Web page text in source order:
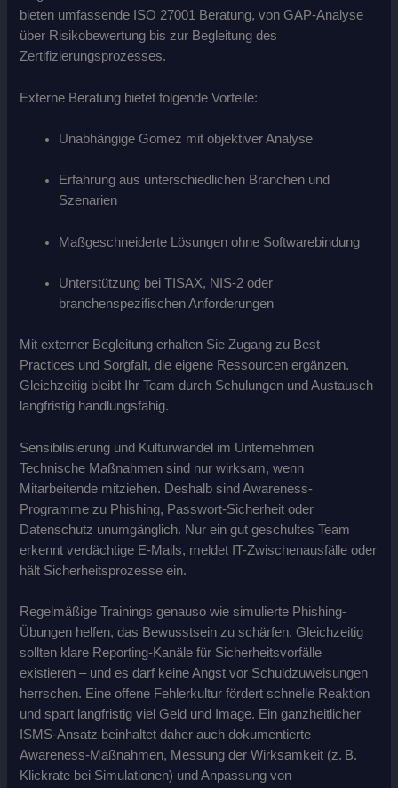
bieten umfassende ISO 27001 Beratung, von GAP-Analyse
über Risikobewertung bis zur Begleitung des
Zertifizierungsprozesses.
Externe Beratung bietet folgende Vorteile:
Unabhängige Gomez mit objektiver Analyse
Erfahrung aus unterschiedlichen Branchen und
Szenarien
Maßgeschneiderte Lösungen ohne Softwarebindung
Unterstützung bei TISAX, NIS‑2 oder
branchenspezifischen Anforderungen
Mit externer Begleitung erhalten Sie Zugang zu Best
Practices und Sorgfalt, die eigene Ressourcen ergänzen.
Gleichzeitig bleibt Ihr Team durch Schulungen und Austausch
langfristig handlungsfähig.
Sensibilisierung und Kulturwandel im Unternehmen
Technische Maßnahmen sind nur wirksam, wenn
Mitarbeitende mitziehen. Deshalb sind Awareness-
Programme zu Phishing, Passwort-Sicherheit oder
Datenschutz unumgänglich. Nur ein gut geschultes Team
erkennt verdächtige E-Mails, meldet IT-Zwischenausfälle oder
hält Sicherheitsprozesse ein.
Regelmäßige Trainings genauso wie simulierte Phishing-
Übungen helfen, das Bewusstsein zu schärfen. Gleichzeitig
sollten klare Reporting-Kanäle für Sicherheitsvorfälle
existieren – und es darf keine Angst vor Schuldzuweisungen
herrschen. Eine offene Fehlerkultur fördert schnelle Reaktion
und spart langfristig viel Geld und Image. Ein ganzheitlicher
ISMS-Ansatz beinhaltet daher auch dokumentierte
Awareness-Maßnahmen, Messung der Wirksamkeit (z. B.
Klickrate bei Simulationen) und Anpassung von